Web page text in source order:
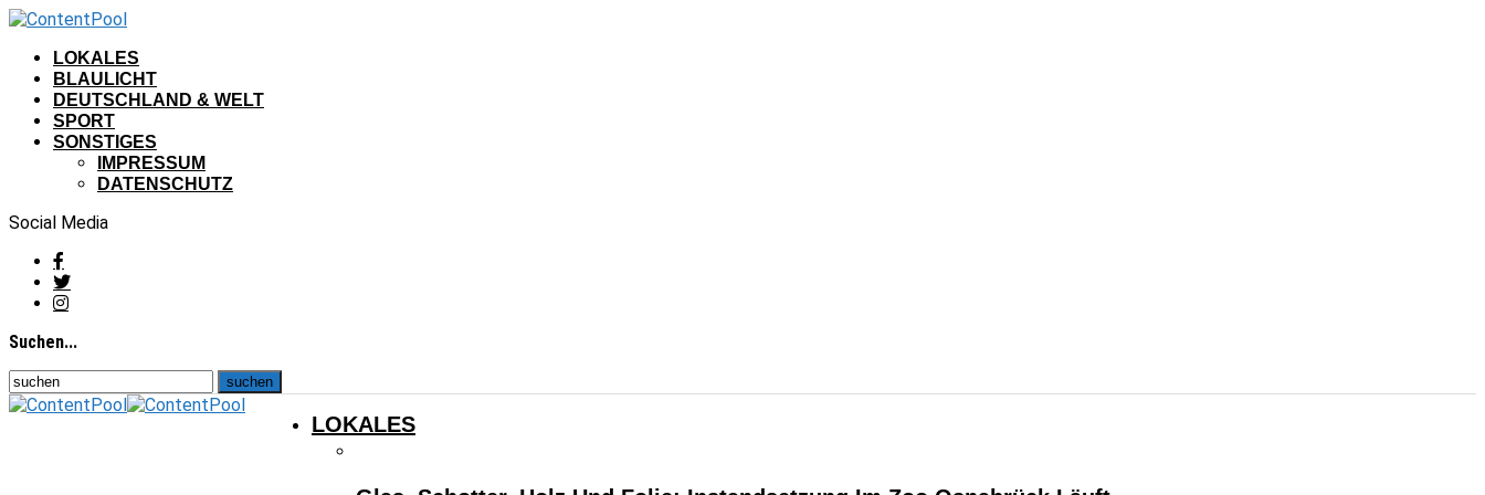
LOKALES
BLAULICHT
DEUTSCHLAND & WELT
SPORT
SONSTIGES
IMPRESSUM
DATENSCHUTZ
Social Media
Suchen...
LOKALES